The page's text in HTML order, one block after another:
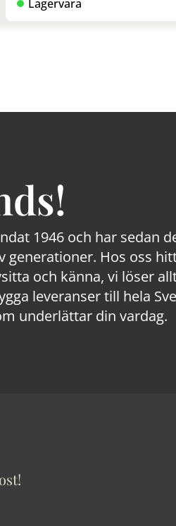
Lagervara
1946 och har sedan
generationer. Hos oss
och känna, vi löser
leveranser till hela
underlättar din vardag.